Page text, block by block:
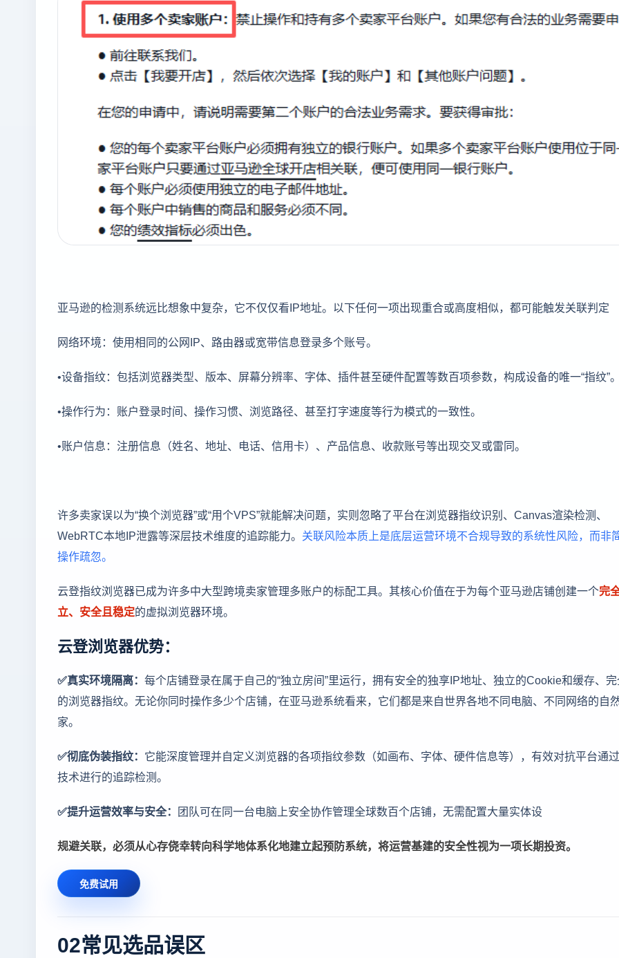
亚马逊的检测系统远比想象中复杂，它不仅仅看IP地址。以下任何一项出现重合或高度相似，都可能触发关联判定
网络环境：使用相同的公网IP、路由器或宽带信息登录多个账号。
•设备指纹：包括浏览器类型、版本、屏幕分辨率、字体、插件甚至硬件配置等数百项参数，构成设备的唯一“指纹”
•操作行为：账户登录时间、操作习惯、浏览路径、甚至打字速度等行为模式的一致性。
•账户信息：注册信息（姓名、地址、电话、信用卡）、产品信息、收款账号等出现交叉或雷同。
许多卖家误以为“换个浏览器”或“用个VPS”就能解决问题，实则忽略了平台在浏览器指纹识别、Canvas渲染检测、
WebRTC本地IP泄露等深层技术维度的追踪能力。 关联风险本质上是底层运营环境不合规导致的系统性风险，而非
操作疏忽。
云登指纹浏览器已成为许多中大型跨境卖家管理多账户的标配工具。其核心价值在于为每个亚马逊店铺创建一个完
立、安全且稳定的虚拟浏览器环境。
云登浏览器优势：
✅真实环境隔离： 每个店铺登录在属于自己的“独立房间”里运行，拥有安全的独享IP地址、独立的Cookie和缓存、
的浏览器指纹。无论你同时操作多少个店铺，在亚马逊系统看来，它们都是来自世界各地不同电脑、不同网络的自
家。
✅彻底伪装指纹： 它能深度管理并自定义浏览器的各项指纹参数（如画布、字体、硬件信息等），有效对抗平台通
技术进行的追踪检测。
✅提升运营效率与安全： 团队可在同一台电脑上安全协作管理全球数百个店铺，无需配置大量实体设
规避关联，必须从心存侥幸转向科学地体系化地建立起预防系统，将运营基建的安全性视为一项长期投资。
免费试用
02常见选品误区